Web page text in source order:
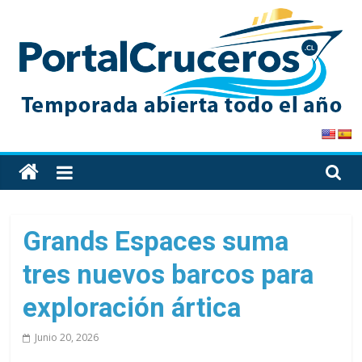
content
PortalCruceros
Toda
la
cruceros
en
solo
Grands Espaces suma
tres nuevos barcos para
exploración ártica
Junio 20, 2026